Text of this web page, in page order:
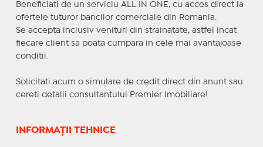
Beneficiati de un serviciu ALL IN ONE, cu acces direct la
ofertele tuturor bancilor comerciale din Romania.
Se accepta inclusiv venituri din strainatate, astfel incat
fiecare client sa poata cumpara in cele mai avantajoase
conditii.
Solicitati acum o simulare de credit direct din anunt sau
cereti detalii consultantului Premier Imobiliare!
INFORMAȚII TEHNICE